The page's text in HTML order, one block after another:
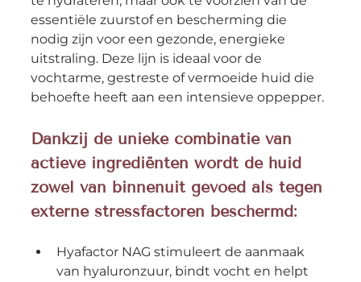
essentiële zuurstof en bescherming die
nodig zijn voor een gezonde, energieke
uitstraling. Deze lijn is ideaal voor de
vochtarme, gestreste of vermoeide huid die
behoefte heeft aan een intensieve oppepper.
Dankzij de unieke combinatie van
actieve ingrediënten wordt de huid
zowel van binnenuit gevoed als tegen
externe stressfactoren beschermd:
Hyafactor NAG stimuleert de aanmaak
van hyaluronzuur, bindt vocht en helpt